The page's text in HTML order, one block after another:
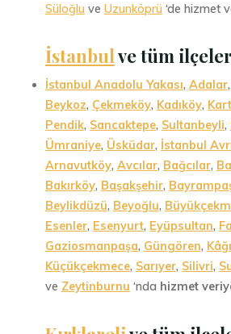
Süloğlu veUzunköprü ‘de hizmet
İstanbulve tüm
İstanbul Anadolu Yakası,Adalar
Beykoz, Çekmeköy, Kadıköy,
Pendik, Sancaktepe, Sultanbeyli,
Ümraniye, Üsküdar, İstanbul
Arnavutköy,Avcılar, Bağcılar,
Bakırköy, Başakşehir,
Beylikdüzü, Beyoğlu,
Esenler, Esenyurt, Eyüpsultan,
Gaziosmanpaşa, Güngören,
Küçükçekmece, Sarıyer, Silivri,
ve Zeytinburnu ‘nda hizmet